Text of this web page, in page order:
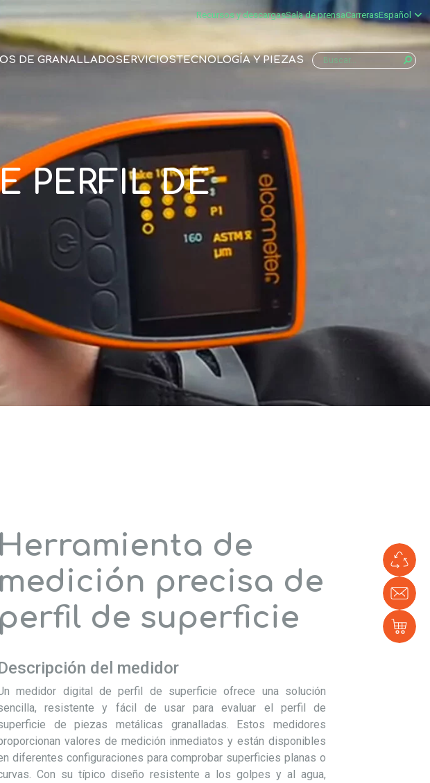
Recursos y descargasSala de prensaCarrerasEspañol
DE GRANALLADOSERVICIOSTECNOLOGÍA Y PIEZAS
PERFIL DE
Herramienta de
medición precisa de
perfil de superficie
del medidor
medidor digital de perfil de superficie ofrece una solución
resistente y fácil de usar para evaluar el perfil de
de piezas metálicas granalladas. Estos medidores
valores de medición inmediatos y están disponibles
diferentes configuraciones para comprobar superficies planas o
Con su típico diseño resistente a los golpes y al agua,